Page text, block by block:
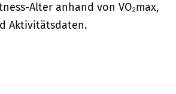
Alter anhand von VO₂max,
Aktivitätsdaten.